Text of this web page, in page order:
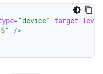
="device" target-level
/>